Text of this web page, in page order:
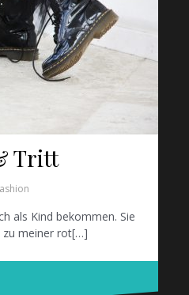
Tritt
als Kind bekommen. Sie
zu meiner rot[…]